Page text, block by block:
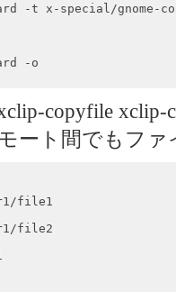
-t x-special/gnome-
-o
copyfile xclip-
ート間でもフ
file1
file2